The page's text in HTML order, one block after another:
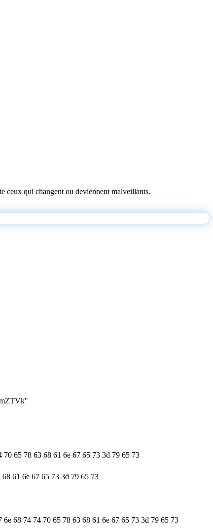
ceux qui changent ou deviennent malveillants.
65 78 63 68 61 6e 67 65 73 3d 79 65 73
61 6e 67 65 73 3d 79 65 73
68 74 74 70 65 78 63 68 61 6e 67 65 73 3d 79 65 73